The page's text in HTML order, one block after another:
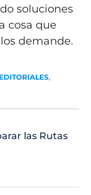
soluciones
cosa que
demande.
EDITORIALES,
las Rutas